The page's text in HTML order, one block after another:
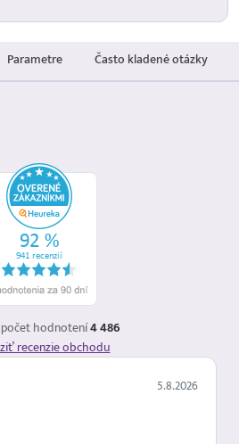
Parametre Často kladené otázky
hodnotení4 486
recenzie obchodu
5.8.2026